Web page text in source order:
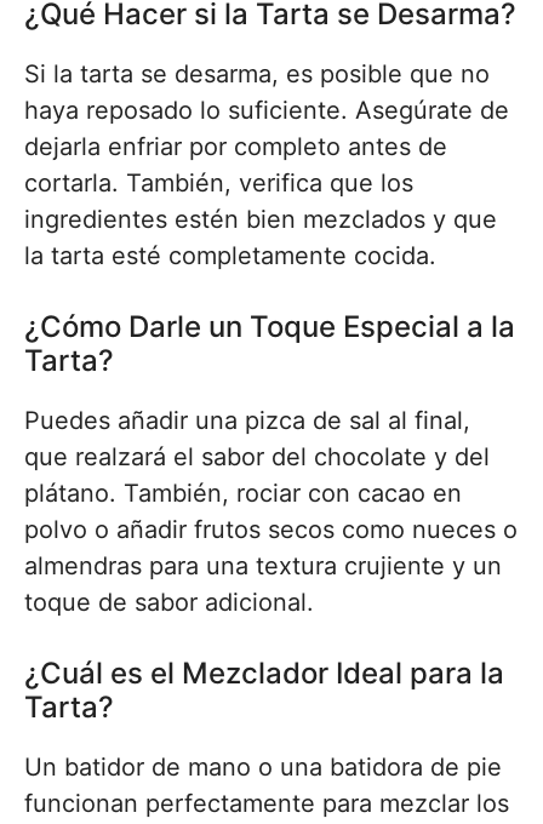
¿Qué Hacer si la Tarta se Desarma?
Si la tarta se desarma, es posible que no
haya reposado lo suficiente. Asegúrate de
dejarla enfriar por completo antes de
cortarla. También, verifica que los
ingredientes estén bien mezclados y que
la tarta esté completamente cocida.
¿Cómo Darle un Toque Especial a la
Tarta?
Puedes añadir una pizca de sal al final,
que realzará el sabor del chocolate y del
plátano. También, rociar con cacao en
polvo o añadir frutos secos como nueces o
almendras para una textura crujiente y un
toque de sabor adicional.
¿Cuál es el Mezclador Ideal para la
Tarta?
Un batidor de mano o una batidora de pie
funcionan perfectamente para mezclar los